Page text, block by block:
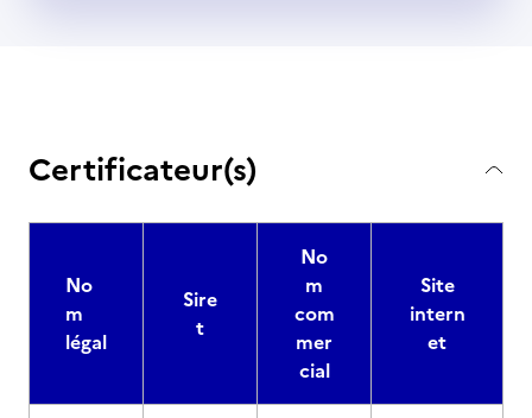
Certificateur(s)
No
m
légal
Sire
t
No
m
com
mer
cial
Site
intern
et